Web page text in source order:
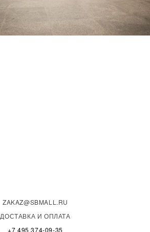
ZAKAZ@SBMALL.RU
ДОСТАВКА И ОПЛАТА
+7 495 374-09-35